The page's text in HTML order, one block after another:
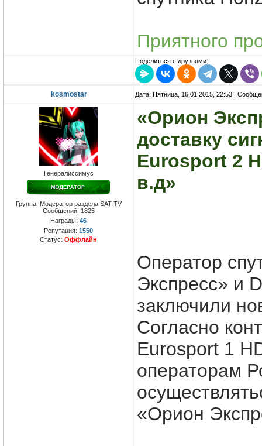
Приятного
Поделиться с друзьями:
kosmostar Дата: Пятница, 16.01.2015, 22:53 |
Генералиссимус
Группа: Модератор раздела SAT-TV
Сообщений: 1825
Награды: 46
Репутация: 1550
Статус: Оффлайн
«Орион
доставку
Eurosport 2
в.д»
Оператор
Экспресс» и
заключили
Согласно
Eurosport 1
операторам
«Орион